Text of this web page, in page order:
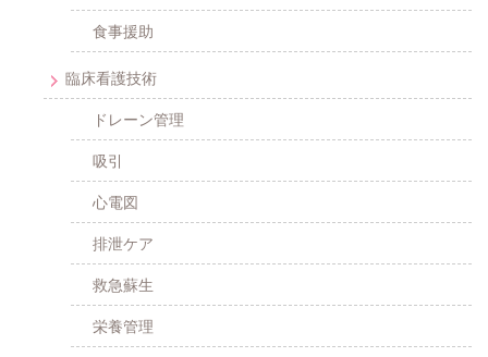
食事援助
臨床看護技術
ドレーン管理
吸引
心電図
排泄ケア
救急蘇生
栄養管理